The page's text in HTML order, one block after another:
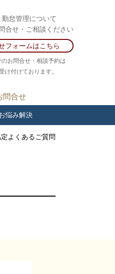
勤怠管理について
合せ・ご相談ください
フォームはこちら
のお問合せ・相談予約は
け付けております。
問合せ
悩み解決
よくあるご質問